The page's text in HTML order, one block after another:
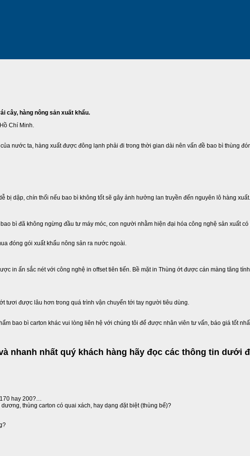
cây, hàng nông sản xuất khẩu.
Chí Minh.
nước ta, hàng xuất được đông lạnh phải đi trong thời gian dài nên vấn đề bao bì thùng
bị dập, chín thối nếu bao bì không tốt sẽ gây ảnh hưởng lan truyền đến nguyên lô hàng xuất.
bì đã không ngừng đầu tư máy móc, con người nhằm hiện đại hóa công nghệ sản xuất
đóng gói xuất khẩu nông sản ra nước ngoài.
in ấn sắc nét với công nghệ in offset tiên tiến. Bề mặt in Thùng ớt được cán màng tăng
tươi được lâu hơn trong quá trình vận chuyển tới tay người tiêu dùng.
bao bì carton khác vui lòng liên hệ với chúng tôi để được nhân viên tư vấn, báo giá tốt
nhanh nhất quý khách hàng hãy đọc các thông tin dưới
hay 200?…
thùng carton có quai xách, hay dạng đặt biệt (thùng bế)?